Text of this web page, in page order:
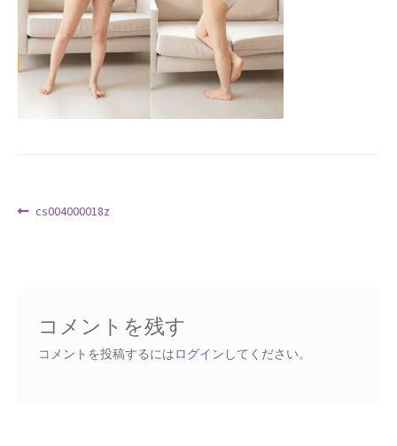
CF Listing Page
Request a Quote
Affiliate Dashboard
投 前
cs004000018z
コメントを残す
コメントを投稿するにはログイン してください。